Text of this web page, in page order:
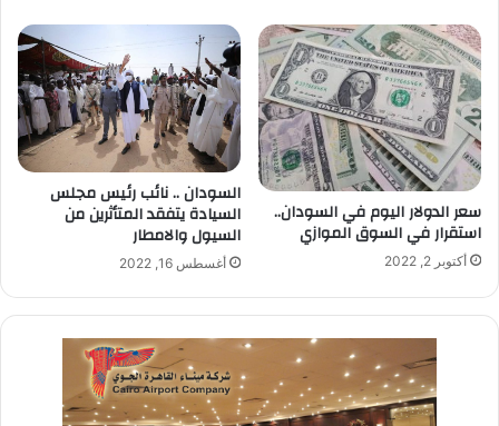
سعر الدولار اليوم في السودان..
استقرار في السوق الموازي
أكتوبر 2, 2022
السودان .. نائب رئيس مجلس
السيادة يتفقد المتأثرين من
السيول والامطار
أغسطس 16, 2022